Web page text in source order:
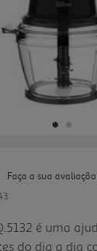
Faça a sua avaliação
é uma
do dia a dia